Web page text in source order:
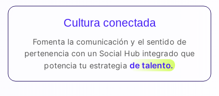
Cultura conectada
Fomenta la comunicación y el sentido de
pertenencia con un Social Hub integrado que
potencia tu estrategia de talento.